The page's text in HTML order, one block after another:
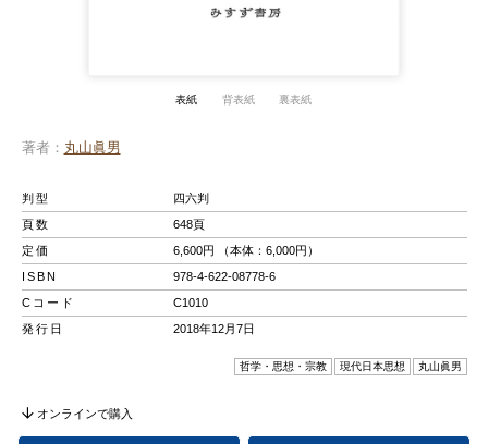
表紙 背表紙 裏表紙
著者 丸山眞男
判型
四六判
頁数
648頁
定価
6,600円 （本体：6,000円）
ISBN
978-4-622-08778-6
Cコード
C1010
発行日
2018年12月7日
哲学・思想・宗教 現代日本思想 丸山眞男
オンラインで購入